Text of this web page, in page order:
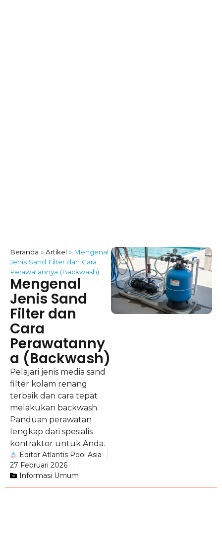
Beranda » Artikel » Mengenal
Jenis Sand Filter dan Cara
Perawatannya (Backwash)
Mengenal
Jenis Sand
Filter dan
Cara
Perawatanny
a (Backwash)
Pelajari jenis media sand
filter kolam renang
terbaik dan cara tepat
melakukan backwash.
Panduan perawatan
lengkap dari spesialis
kontraktor untuk Anda.
Editor Atlantis Pool Asia
27 Februari 2026
Informasi Umum